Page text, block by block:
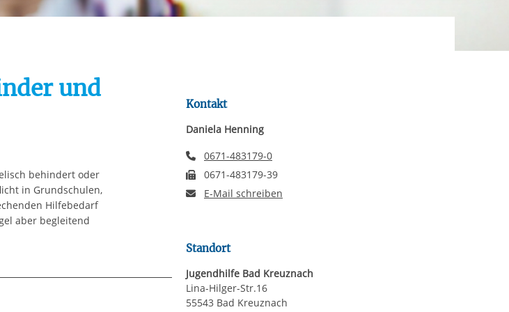
Cookies, die erforderlich zur Bereitstellung
von einer Einwilligung.
Automatische Wiedergabe starten/stoppen
und
behindert oder
in Grundschulen,
Hilfebedarf
aber begleitend
Kontakt
Daniela Henning
Telefonnummer
0671-483179-0
Faxnummer
0671-483179-39
E-Mail schreiben
Standort
Jugendhilfe Bad Kreuznach
Lina-Hilger-Str.16
55543 Bad Kreuznach